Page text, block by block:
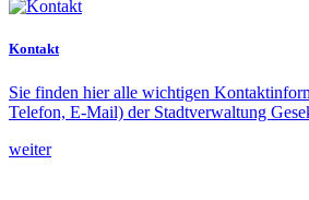
Kontakt
Sie finden hier alle wichtigen
Telefon, E-Mail) der Stadtverwaltung
weiter